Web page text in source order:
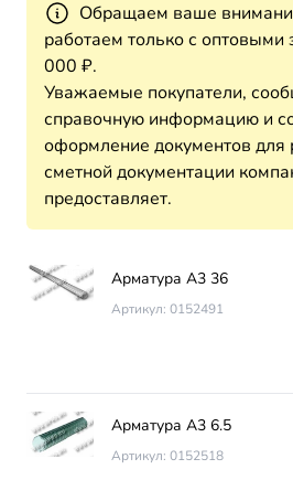
Обращаем ваше
работаем только с оптовыми
000 ₽.
Уважаемые покупатели,
справочную информацию и
оформление документов для
сметной документации
предоставляет.
Арматура А3 36
Артикул: 0152491
Арматура А3 6.5
Артикул: 0152518